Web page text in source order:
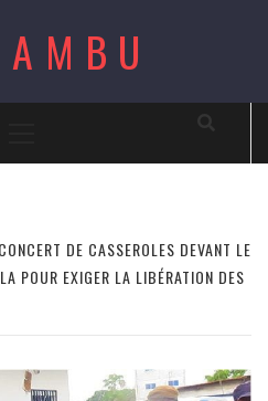
DE CASSEROLES DEVANT LE
POUR EXIGER LA LIBÉRATION DES